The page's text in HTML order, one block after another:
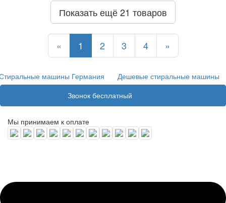
Показать ещё 21 товаров
«Назад
1 Назад
2Назад
3Назад
4Назад
»
машины Германия
Дешевые стиральные машины
Звонок бесплатный
Мы принимаем к оплате